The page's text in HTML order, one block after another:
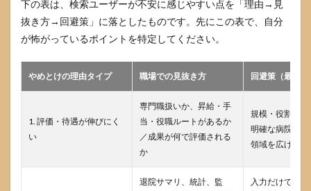
を先
に特
る
3
診療
情報
士で
しな
場の
下の表は、検索ユーザーが不安に感じやすい点を「理由→見
抜き方→回避策」に落としたものです。先にこの表で、自分
が怖がっているポイントを特定してください。
やめとけの理由タイプ 職場での見抜き方 回避策（最短
1. 評価・待遇が伸びにく
い
専門職扱いか、昇給・手
当・役職ルートがあるか
／成果が何で評価される
か
規模・役割・
明確な病院を
領域を広げら
退院サマリ、統計、監
入力だけで終